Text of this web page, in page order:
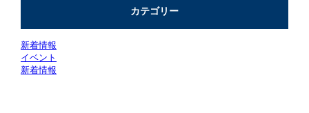
カテゴリー
新着情報
イベント
新着情報